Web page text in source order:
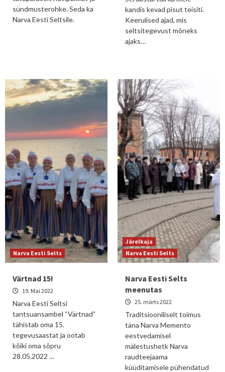
sündmusterohke. Seda ka
Narva Eesti Seltsile.
kandis kevad pisut teisiti.
Keerulised ajad, mis
seltsitegevust mõneks
ajaks…
Narva Eesti Selts
Värtnad 15!
19. Mai 2022
Narva Eesti Seltsi
tantsuansambel “Värtnad”
tähistab oma 15.
tegevusaastat ja ootab
kõiki oma sõpru
28.05.2022 …
Järelkaja
Narva Eesti Selts
Narva Eesti Selts
meenutas
25. märts 2022
Traditsiooniliselt toimus
täna Narva Memento
eestvedamisel
mälestushetk Narva
raudteejaama
küüditamisele pühendatud